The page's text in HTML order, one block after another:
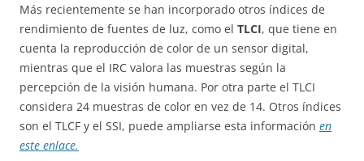
Más recientemente se han incorporado otros índices de
rendimiento de fuentes de luz, como el TLCI, que tiene en
cuenta la reproducción de color de un sensor digital,
mientras que el IRC valora las muestras según la
percepción de la visión humana. Por otra parte el TLCI
considera 24 muestras de color en vez de 14. Otros índices
son el TLCF y el SSI, puede ampliarse esta información en
este enlace.